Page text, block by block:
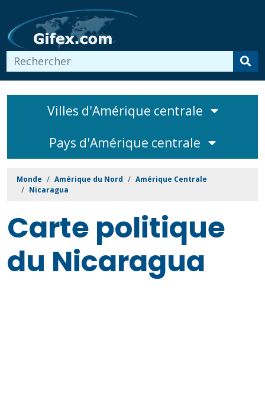
Villes d'Amérique centrale
Pays d'Amérique centrale
Monde Amérique du Nord
Amérique Centrale
Nicaragua
Carte politique
du Nicaragua